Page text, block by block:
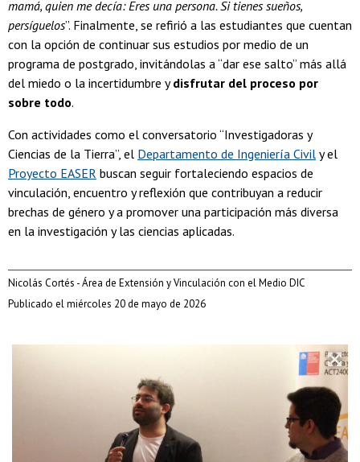
mamá, quien me decía: Eres una persona. Si tienes sueños,
persíguelos”. Finalmente, se refirió a las estudiantes que cuentan
con la opción de continuar sus estudios por medio de un
programa de postgrado, invitándolas a “dar ese salto” más allá
del miedo o la incertidumbre ydisfrutar del proceso por
sobre todo.
Con actividades como el conversatorio “Investigadoras y
Ciencias de la Tierra”, el Departamento de Ingeniería Civil y el
Proyecto EASER buscan seguir fortaleciendo espacios de
vinculación, encuentro y reflexión que contribuyan a reducir
brechas de género y a promover una participación más diversa
en la investigación y las ciencias aplicadas.
Nicolás Cortés - Área de Extensión y Vinculación con el Medio DIC
Publicado el miércoles 20 de mayo de 2026